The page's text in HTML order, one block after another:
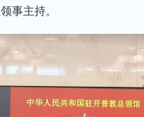
事主持。